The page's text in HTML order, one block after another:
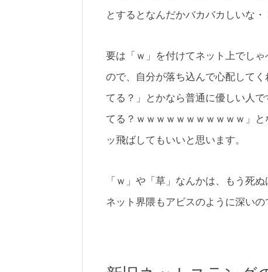
とするとなんだかバカバカしいな・
要は「ｗ」を付けてネット上でし
ので、自分が落ち込んで心配して
てる？」とかなら普通に優しい人
てる？ｗｗｗｗｗｗｗｗｗｗｗ」
ッ飛ばしてもいいと思います。
「ｗ」や「草」なんかは、もう死
ネット界隈もアビスのように深い